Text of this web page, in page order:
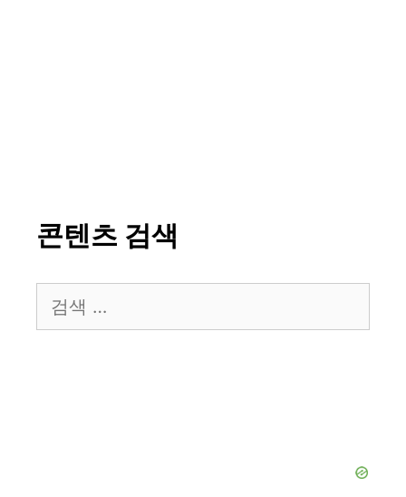
콘텐츠 검색
색: